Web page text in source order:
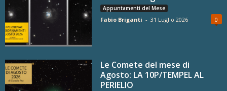
Appuntamenti del Mese
Fabio Briganti - 31 Luglio 2026 0
Le Comete del mese di
Agosto: LA 10P/TEMPEL AL
PERIELIO